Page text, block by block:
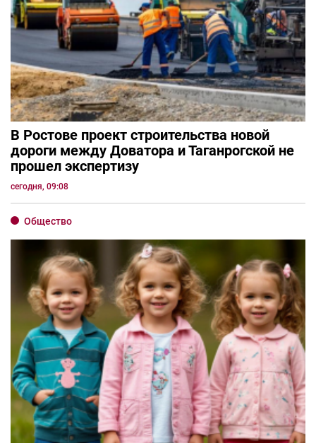
В Ростове проект строительства новой
дороги между Доватора и Таганрогской не
прошел экспертизу
сегодня, 09:08
Общество